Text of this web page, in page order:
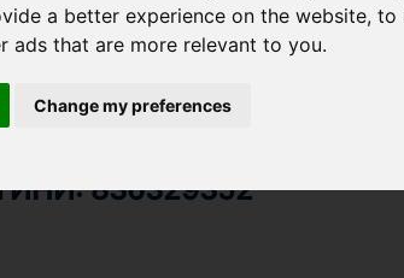
a better experience on the website,to
ads that are more relevant to you.
Change my preferences
КОЛЕКТОР
836329352